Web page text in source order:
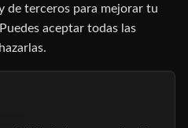
Madrid
de terceros para mejorar tu
aceptar todas las